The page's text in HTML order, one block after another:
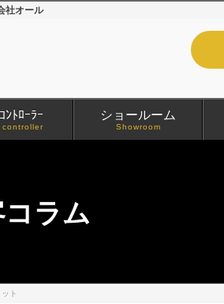
社オール
ﾝﾄﾛｰﾗｰ
controller
ショールーム
Showroom
ラム
ト